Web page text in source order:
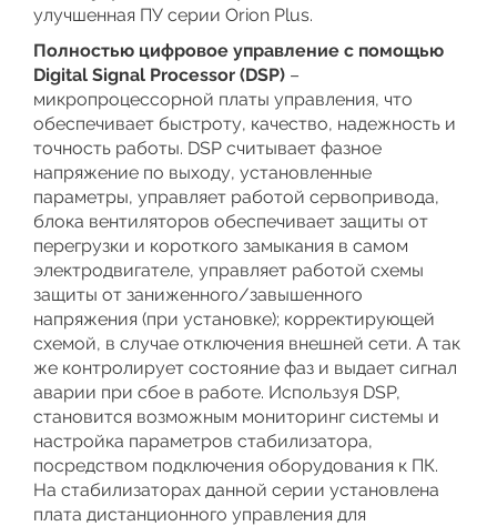
улучшенная ПУ серии Orion Plus.
Полностью цифровое управление с помощью
Digital Signal Processor (DSP) –
микропроцессорной платы управления, что
обеспечивает быстроту, качество, надежность и
точность работы. DSP считывает фазное
напряжение по выходу, установленные
параметры, управляет работой сервопривода,
блока вентиляторов обеспечивает защиты от
перегрузки и короткого замыкания в самом
электродвигателе, управляет работой схемы
защиты от заниженного/завышенного
напряжения (при установке); корректирующей
схемой, в случае отключения внешней сети. А так
же контролирует состояние фаз и выдает сигнал
аварии при сбое в работе. Используя DSP,
становится возможным мониторинг системы и
настройка параметров стабилизатора,
посредством подключения оборудования к ПК.
На стабилизаторах данной серии установлена
плата дистанционного управления для